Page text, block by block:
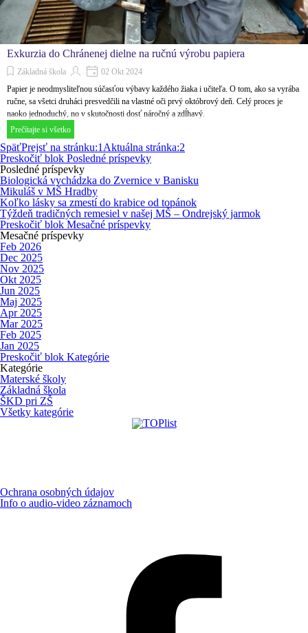
Exkurzia do Chránenej dielne na ručnú výrobu papiera
Základná škola
02 Okt 2024
Papier je neodmysliteľnou súčasťou výbavy každého žiaka i učiteľa. O tom, ako sa vyrába
ručne, sa všetci druháci presvedčili na vlastné oči prvý októbrový deň. Celý proces je
naoko jednoduchý, no v skutočnosti dosť náročný a zdĺhavý.
Prečítajte si všetko
SpäťPrejsť na stránku:1 Aktuálna stránka:2
Preskočiť blok Posledné príspevky
Posledné príspevky
Biologická vychádzka do Zvernice v Banisku
Mikuláš v MŠ Hradby
Koľko lásky sa zmestí do krabice od topánok
Týždeň tradičných remesiel v našej MŠ – Ondrejský jarmok
Preskočiť blok Mesačné príspevky
Mesačné príspevky
Feb 2026
Dec 2025
Nov 2025
Okt 2025
Jun 2025
Maj 2025
Apr 2025
Mar 2025
Feb 2025
Jan 2025
Preskočiť blok Kategórie
Kategórie
Materské školy
Základná škola
ŠKD pri ZŠ
Všetky kategórie
Ochrana osobných údajov
Info o audio-video záznamoch